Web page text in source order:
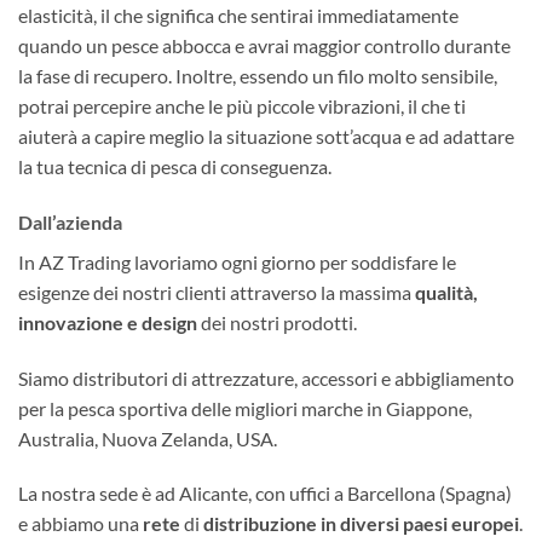
elasticità, il che significa che sentirai immediatamente
quando un pesce abbocca e avrai maggior controllo durante
la fase di recupero. Inoltre, essendo un filo molto sensibile,
potrai percepire anche le più piccole vibrazioni, il che ti
aiuterà a capire meglio la situazione sott’acqua e ad adattare
la tua tecnica di pesca di conseguenza.
Dall’azienda
In AZ Trading lavoriamo ogni giorno per soddisfare le
esigenze dei nostri clienti attraverso la massima qualità,
innovazione e designdei nostri prodotti.
Siamo distributori di attrezzature, accessori e abbigliamento
per la pesca sportiva delle migliori marche in Giappone,
Australia, Nuova Zelanda, USA.
La nostra sede è ad Alicante, con uffici a Barcellona (Spagna)
e abbiamo una rete di distribuzione in diversi paesi europei.